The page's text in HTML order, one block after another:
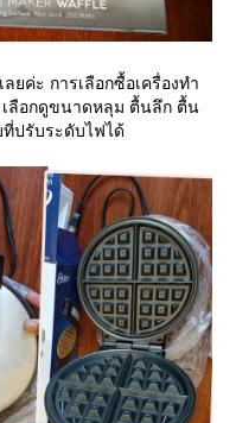
ลยค่ะ การเลือกซื้อเครื่องทำ
เลือกดูขนาดหลุม ตื้นลึก ตื้น
ที่ปรับระดับไฟได้